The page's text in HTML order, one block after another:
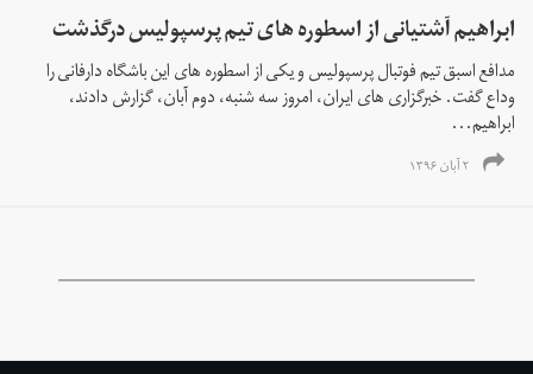
ابراهيم آشتيانی از اسطوره های تیم پرسپولیس درگذشت
مدافع اسبق تيم فوتبال پرسپوليس و يكی از اسطوره های اين باشگاه دارفانی را
وداع گفت. خبرگزاری های ايران، امروز سه شنبه، دوم آبان، گزارش دادند،
ابراهيم...
۲ آبان ۱۳۹۶